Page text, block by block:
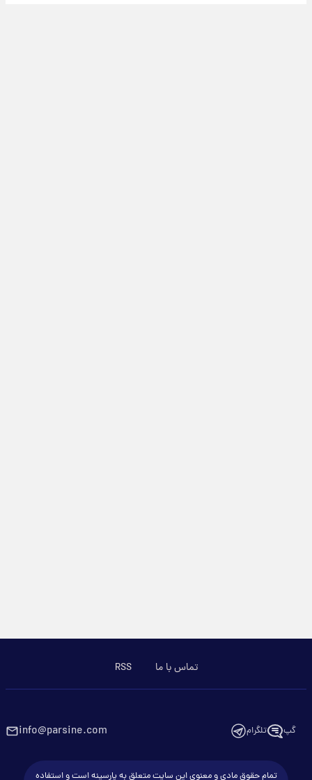
تماس با ما RSS
گپ تلگرام info@parsine.com
تمام حقوق مادی و معنوی این سایت متعلق به پارسینه است و استفاده